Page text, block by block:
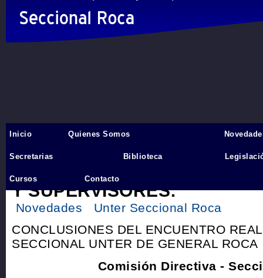
Inicio›
CONCLUSIONES REUNIÓN
Y SUPERVISORES:
Novedades
Unter Seccional Roca
CONCLUSIONES DEL ENCUENTRO
SECCIONAL UNTER DE GENERAL ROCA
Comisión Directiva -
Inicio Quienes Somos
Secretarias Biblioteca
Cursos Contacto